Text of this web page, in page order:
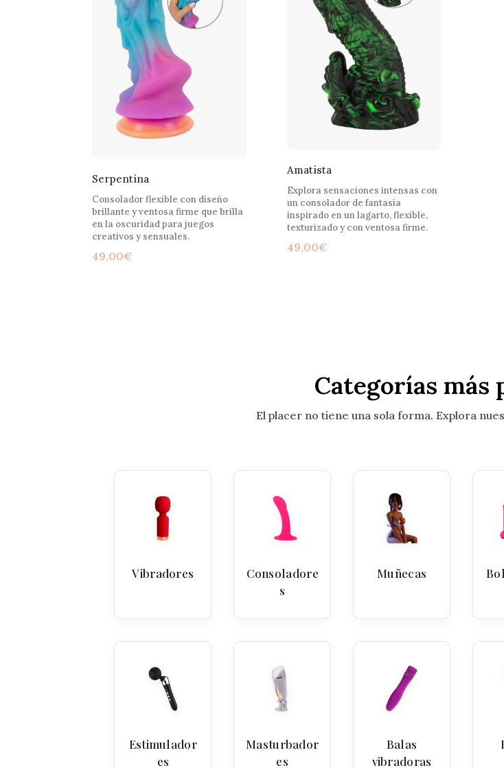
Serpentina
Consolador flexible con diseño
brillante y ventosa firme que brilla
en la oscuridad para juegos
creativos y sensuales.
49,00€
Amatista
Explora sensaciones intensas con
un consolador de fantasía
inspirado en un lagarto, flexible,
texturizado y con ventosa firme.
49,00€
Categorías más
El placer no tiene una sola forma. Explora
Vibradores
Consoladore
s
Muñecas
Estimulador
es
Masturbador
es
Balas
vibradoras